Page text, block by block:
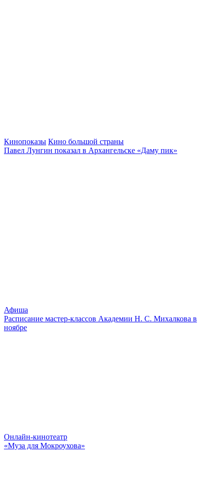
Кинопоказы Кино большой страны
Павел Лунгин показал в Архангельске «Даму пик»
Афиша
Расписание мастер-классов Академии Н. С. Михалкова в
ноябре
Онлайн-кинотеатр
«Муза для Мокроухова»